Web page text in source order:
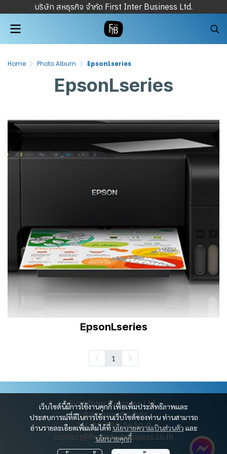
บริษัท สหธุรกิจ จำกัด First Inter Business Ltd.
Home Photo Album EpsonLseries
EpsonLseries
EpsonLseries
1
เว็บไซต์นี้มีการใช้งานคุกกี้ เพื่อเพิ่มประสิทธิภาพและ
ประสบการณ์ที่ดีในการใช้งานเว็บไซต์ของท่าน ท่านสามารถ
อ่านรายละเอียดเพิ่มเติมได้ที่นโยบายความเป็นส่วนตัว และ
นโยบายคุกกี้
First Inter Business Ltd.
บริษัท สหธุรกิจ จำกัด
Tel: 02-280-5650-9
contact@firstinterbusiness.co.th